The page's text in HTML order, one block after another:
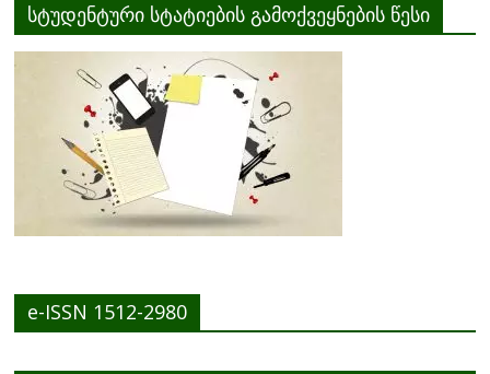
სტუდენტური სტატიების გამოქვეყნების წესი
e-ISSN 1512-2980